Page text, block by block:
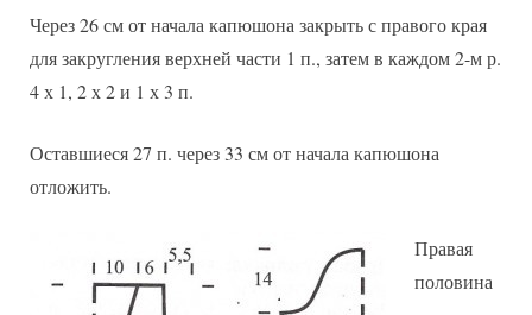
Через 26 см от начала капюшона закрыть с правого края
для закругления верхней части 1 п., затем в каждом 2-м р.
4 х 1, 2 х 2 и 1 х 3 п.
Оставшиеся 27 п. через 33 см от начала капюшона
отложить.
Правая
половина